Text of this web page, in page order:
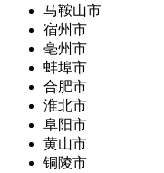
马鞍山市
宿州市
亳州市
蚌埠市
合肥市
淮北市
阜阳市
黄山市
铜陵市